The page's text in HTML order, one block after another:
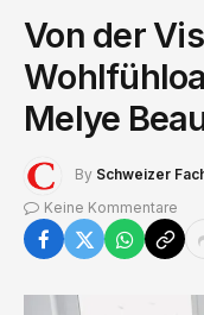
Von der
Melye
By Schweizer
Keine Kommentare